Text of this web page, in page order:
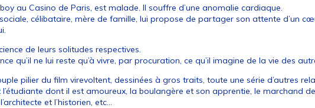
au Casino de Paris, est malade. Il souffre d’une anomalie cardiaque.
célibataire, mère de famille, lui propose de partager son attente d’un
de leurs solitudes respectives.
qu’il ne lui reste qu’à vivre, par procuration, ce qu’il imagine de la vie des
pilier du film virevoltent, dessinées à gros traits, toute une série d’autres
dont il est amoureux, la boulangère et son apprentie, le marchand
et l’historien, etc…